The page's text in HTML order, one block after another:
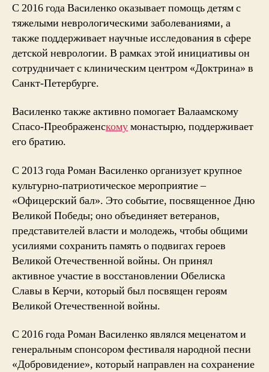
С 2016 года Василенко оказывает помощь детям с
тяжелыми неврологическими заболеваниями, а
также поддерживает научные исследования в сфере
детской неврологии. В рамках этой инициативы он
сотрудничает с клиническим центром «Доктрина» в
Санкт-Петербурге.
Василенко также активно помогает Валаамскому
Спасо-Преображенскомумонастырю, поддерживает
его братию.
С 2013 года Роман Василенко организует крупное
культурно-патриотическое мероприятие –
«Офицерский бал». Это событие, посвященное Дню
Великой Победы; оно объединяет ветеранов,
представителей власти и молодежь, чтобы общими
усилиями сохранить память о подвигах героев
Великой Отечественной войны. Он принял
активное участие в восстановлении Обелиска
Славы в Керчи, который был посвящен героям
Великой Отечественной войны.
С 2016 года Роман Василенко являлся меценатом и
генеральным спонсором фестиваля народной песни
«Добровидение», который направлен на сохранение